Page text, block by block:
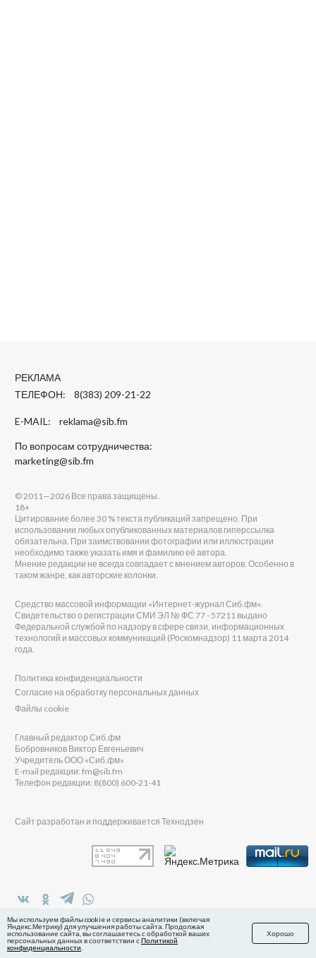
РЕКЛАМА
ТЕЛЕФОН: 8(383) 209-21-22
E-MAIL: reklama@sib.fm
По вопросам сотрудничества:
marketing@sib.fm
в Яндекс.Дзен
© 2011—2026 Все права защищены.
18+
Цитирование более 30 % текста публикаций запрещено. При
использовании любых опубликованных материалов гиперссылка
обязательна. При заимствовании фотографии или иллюстрации
необходимо также указать имя и фамилию её автора.
Мнение редакции не всегда совпадает с мнением авторов. Особенно в
таком жанре, как авторские колонки.
Средство массовой информации «Интернет-журнал Сиб.фм».
Свидетельство о регистрации СМИ ЭЛ № ФС 77 - 57211 выдано
Федеральной службой по надзору в сфере связи, информационных
технологий и массовых коммуникаций (Роскомнадзор) 11 марта 2014
года.
Политика конфиденциальности
Согласие на обработку персональных данных
Файлы cookie
Главный редактор Сиб.фм
Бобровников Виктор Евгеньевич
Учредитель ООО «Сиб.фм»
E-mail редакции: fm@sib.fm
Телефон редакции: 8(800) 600-21-41
Сайт разработан и поддерживается Технодзен
Мы используем файлы cookie и сервисы аналитики (включая
Яндекс.Метрику) для улучшения работы сайта. Продолжая
использование сайта, вы соглашаетесь с обработкой ваших
персональных данных в соответствии сПолитикой
конфиденциальности
Хорошо